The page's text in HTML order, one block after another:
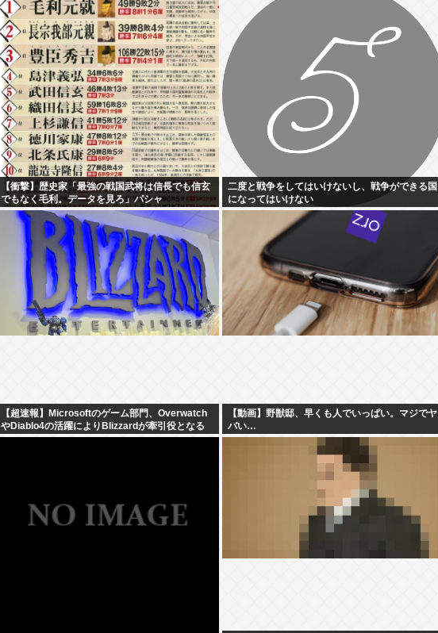
【衝撃】歴史家「最強の戦国武将は信長でも信玄
でもなく毛利。データを見ろ」パシャ
二度と戦争をしてはいけないし、戦争ができる国
になってはいけない
【超速報】Microsoftのゲーム部門、Overwatch
やDiablo4の活躍によりBlizzardが牽引役となる
【動画】野獣邸、早くも人でいっぱい。マジでヤ
バい…